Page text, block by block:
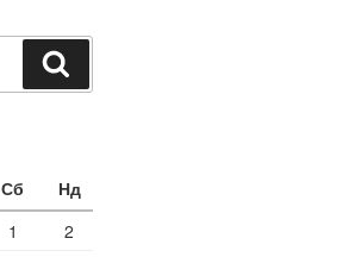
Сб
Нд
1
2